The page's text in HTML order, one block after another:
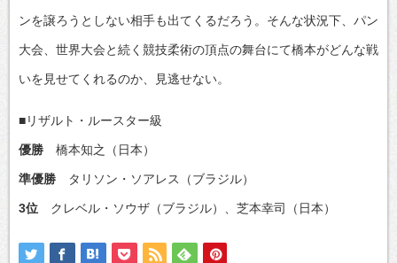
ンを譲ろうとしない相手も出てくるだろう。そんな状況下、パン
大会、世界大会と続く競技柔術の頂点の舞台にて橋本がどんな戦
いを見せてくれるのか、見逃せない。
■リザルト・ルースター級
優勝 橋本知之（日本）
準優勝 タリソン・ソアレス（ブラジル）
3位 クレベル・ソウザ（ブラジル）、芝本幸司（日本）